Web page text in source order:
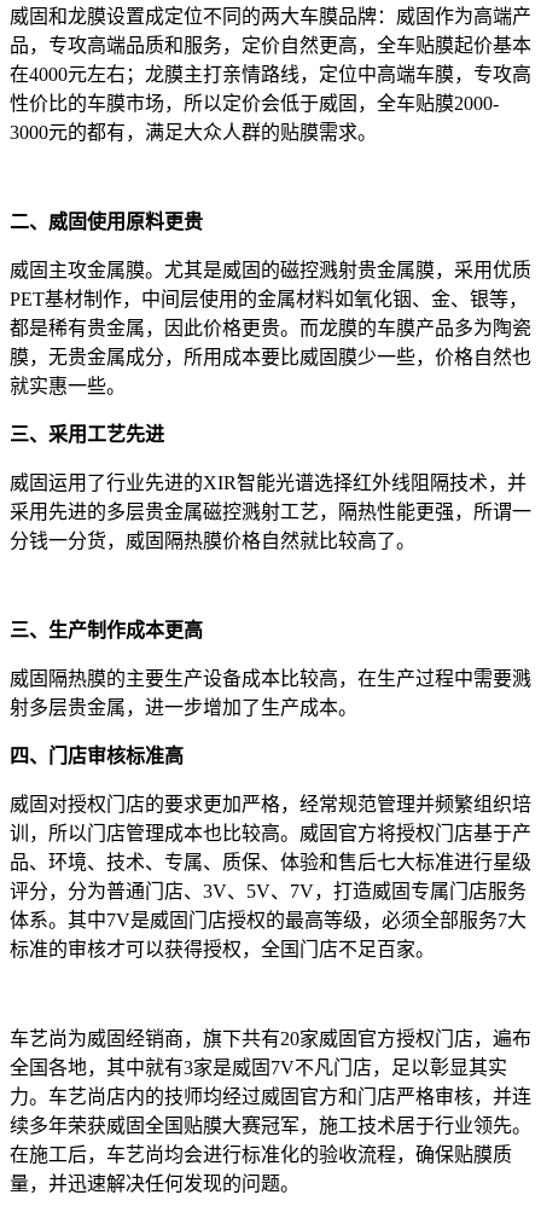
威固和龙膜设置成定位不同的两大车膜品牌：威固作为高端产
品，专攻高端品质和服务，定价自然更高，全车贴膜起价基本
在4000元左右；龙膜主打亲情路线，定位中高端车膜，专攻高
性价比的车膜市场，所以定价会低于威固，全车贴膜2000-
3000元的都有，满足大众人群的贴膜需求。
二、威固使用原料更贵
威固主攻金属膜。尤其是威固的磁控溅射贵金属膜，采用优质
PET基材制作，中间层使用的金属材料如氧化铟、金、银等，
都是稀有贵金属，因此价格更贵。而龙膜的车膜产品多为陶瓷
膜，无贵金属成分，所用成本要比威固膜少一些，价格自然也
就实惠一些。
三、采用工艺先进
威固运用了行业先进的XIR智能光谱选择红外线阻隔技术，并
采用先进的多层贵金属磁控溅射工艺，隔热性能更强，所谓一
分钱一分货，威固隔热膜价格自然就比较高了。
三、生产制作成本更高
威固隔热膜的主要生产设备成本比较高，在生产过程中需要溅
射多层贵金属，进一步增加了生产成本。
四、门店审核标准高
威固对授权门店的要求更加严格，经常规范管理并频繁组织培
训，所以门店管理成本也比较高。威固官方将授权门店基于产
品、环境、技术、专属、质保、体验和售后七大标准进行星级
评分，分为普通门店、3V、5V、7V，打造威固专属门店服务
体系。其中7V是威固门店授权的最高等级，必须全部服务7大
标准的审核才可以获得授权，全国门店不足百家。
车艺尚为威固经销商，旗下共有20家威固官方授权门店，遍布
全国各地，其中就有3家是威固7V不凡门店，足以彰显其实
力。车艺尚店内的技师均经过威固官方和门店严格审核，并连
续多年荣获威固全国贴膜大赛冠军，施工技术居于行业领先。
在施工后，车艺尚均会进行标准化的验收流程，确保贴膜质
量，并迅速解决任何发现的问题。